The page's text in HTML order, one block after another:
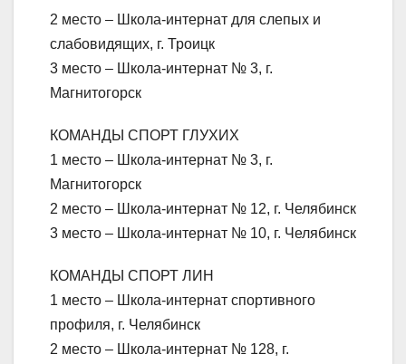
2 место – Школа-интернат для слепых и
слабовидящих, г. Троицк
3 место – Школа-интернат № 3, г.
Магнитогорск
КОМАНДЫ СПОРТ ГЛУХИХ
1 место – Школа-интернат № 3, г.
Магнитогорск
2 место – Школа-интернат № 12, г. Челябинск
3 место – Школа-интернат № 10, г. Челябинск
КОМАНДЫ СПОРТ ЛИН
1 место – Школа-интернат спортивного
профиля, г. Челябинск
2 место – Школа-интернат № 128, г.